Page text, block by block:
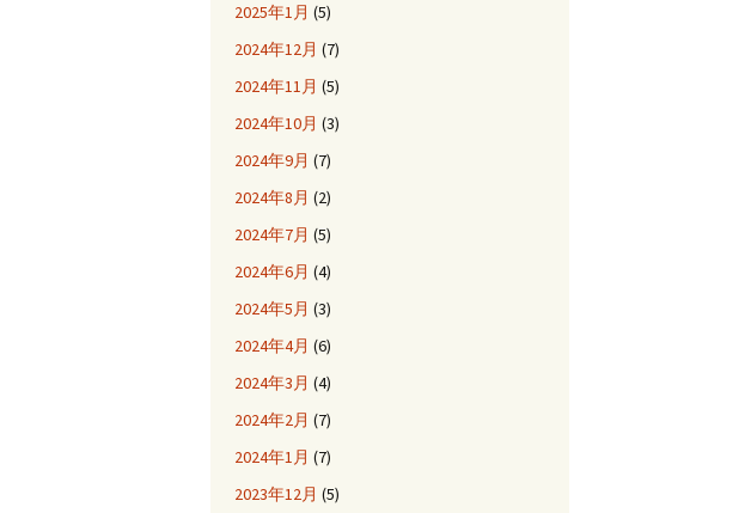
2025年1月 (5)
2024年12月 (7)
2024年11月 (5)
2024年10月 (3)
2024年9月 (7)
2024年8月 (2)
2024年7月 (5)
2024年6月 (4)
2024年5月 (3)
2024年4月 (6)
2024年3月 (4)
2024年2月 (7)
2024年1月 (7)
2023年12月 (5)